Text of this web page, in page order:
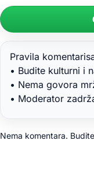
Pravila
• Budite kulturni i
• Nema govora
• Moderator
Nema komentara.